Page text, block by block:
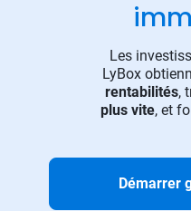
Les
LyBox
rentabilités,
plus vite, et
Démarrer